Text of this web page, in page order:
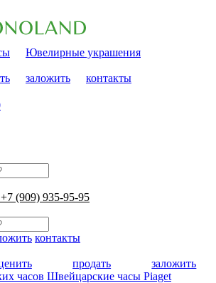
Ювелирные украшения
заложить контакты
+7 (909) 935-95-95
контакты
продать
заложить
часов Швейцарские часы Piaget